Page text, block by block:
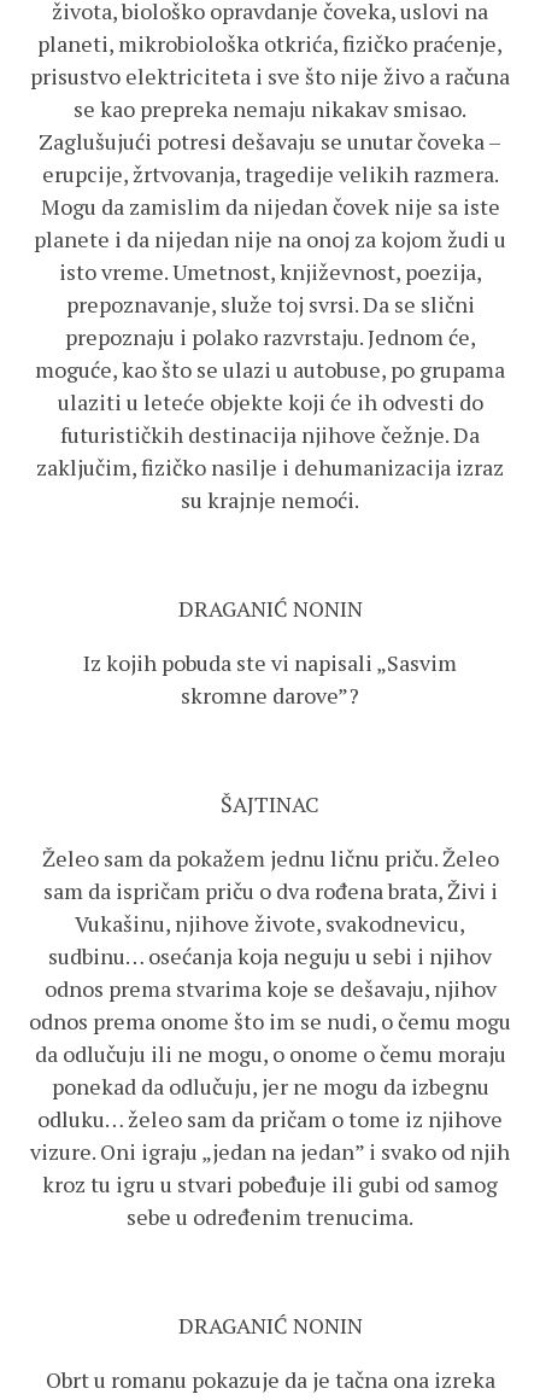
života, biološko opravdanje čoveka, uslovi na
planeti, mikrobiološka otkrića, fizičko praćenje,
prisustvo elektriciteta i sve što nije živo a računa
se kao prepreka nemaju nikakav smisao.
Zaglušujući potresi dešavaju se unutar čoveka –
erupcije, žrtvovanja, tragedije velikih razmera.
Mogu da zamislim da nijedan čovek nije sa iste
planete i da nijedan nije na onoj za kojom žudi u
isto vreme. Umetnost, književnost, poezija,
prepoznavanje, služe toj svrsi. Da se slični
prepoznaju i polako razvrstaju. Jednom će,
moguće, kao što se ulazi u autobuse, po grupama
ulaziti u leteće objekte koji će ih odvesti do
futurističkih destinacija njihove čežnje. Da
zaključim, fizičko nasilje i dehumanizacija izraz
su krajnje nemoći.
DRAGANIĆ NONIN
Iz kojih pobuda ste vi napisali „Sasvim
skromne darove”?
ŠAJTINAC
Želeo sam da pokažem jednu ličnu priču. Želeo
sam da ispričam priču o dva rođena brata, Živi i
Vukašinu, njihove živote, svakodnevicu,
sudbinu… osećanja koja neguju u sebi i njihov
odnos prema stvarima koje se dešavaju, njihov
odnos prema onome što im se nudi, o čemu mogu
da odlučuju ili ne mogu, o onome o čemu moraju
ponekad da odlučuju, jer ne mogu da izbegnu
odluku… želeo sam da pričam o tome iz njihove
vizure. Oni igraju „jedan na jedan” i svako od njih
kroz tu igru u stvari pobeđuje ili gubi od samog
sebe u određenim trenucima.
DRAGANIĆ NONIN
Obrt u romanu pokazuje da je tačna ona izreka